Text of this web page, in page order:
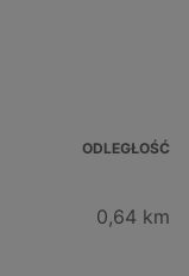
ODLEGŁOŚĆ
0,64 km